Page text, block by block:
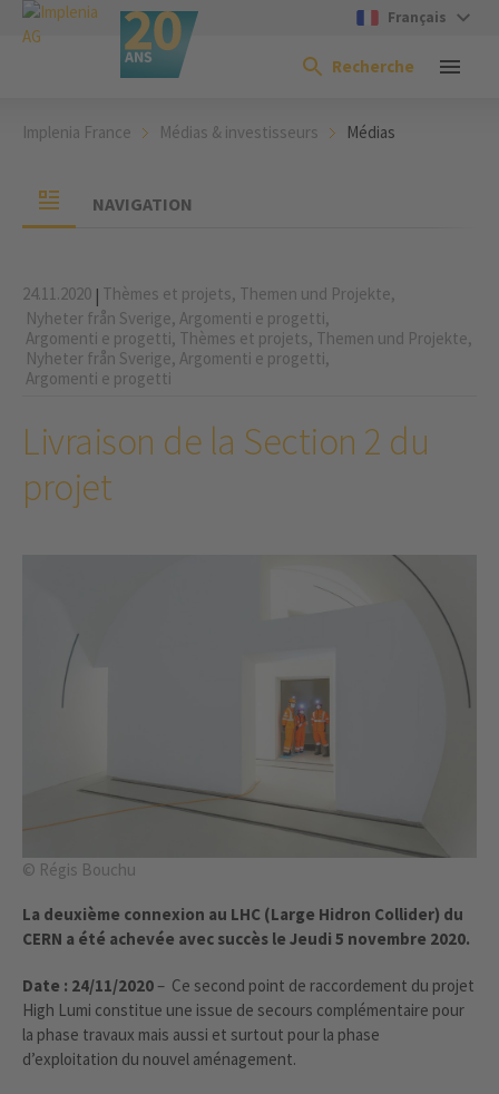
Français
Recherche
Implenia France Médias & investisseurs Médias
NAVIGATION
24.11.2020 | Thèmes et projets, Themen und Projekte,
Nyheter från Sverige, Argomenti e progetti,
Argomenti e progetti, Thèmes et projets, Themen und Projekte,
Nyheter från Sverige, Argomenti e progetti,
Argomenti e progetti
Livraison de la Section 2 du
projet
© Régis Bouchu
La deuxième connexion au LHC (Large Hidron Collider) du
CERN a été achevée avec succès le Jeudi 5 novembre 2020.
Date : 24/11/2020– Ce second point de raccordement du projet
High Lumi constitue une issue de secours complémentaire pour
la phase travaux mais aussi et surtout pour la phase
d’exploitation du nouvel aménagement.